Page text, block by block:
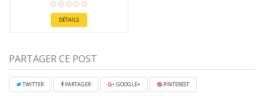
DÉTAILS
PARTAGER CE POST
TWITTER PARTAGER GOOGLE+ PINTEREST